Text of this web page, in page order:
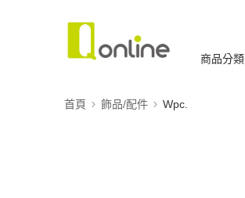
商品分類
首頁 飾品/配件 Wpc.